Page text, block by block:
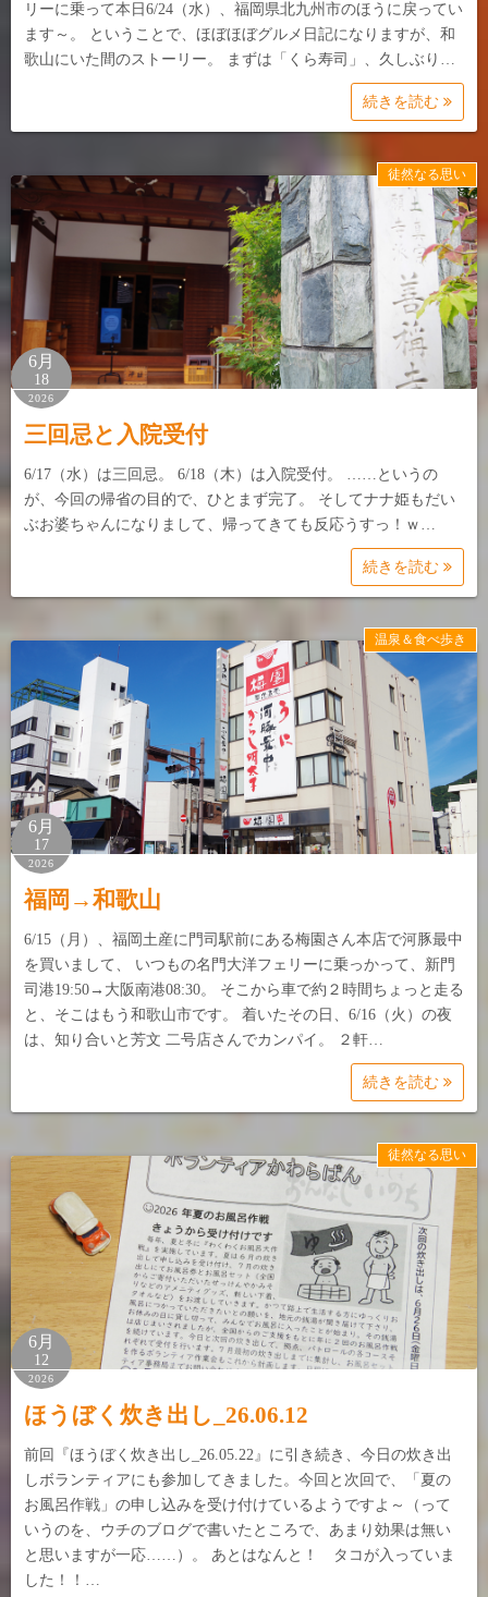
リーに乗って本日6/24（水）、福岡県北九州市のほうに戻ってい
ます～。 ということで、ほぼほぼグルメ日記になりますが、和
歌山にいた間のストーリー。 まずは「くら寿司」、久しぶり…
続きを読む
徒然なる思い
6月
18
2026
三回忌と入院受付
6/17（水）は三回忌。 6/18（木）は入院受付。 ……というの
が、今回の帰省の目的で、ひとまず完了。 そしてナナ姫もだい
ぶお婆ちゃんになりまして、帰ってきても反応うすっ！ｗ…
続きを読む
温泉＆食べ歩き
6月
17
2026
福岡→和歌山
6/15（月）、福岡土産に門司駅前にある梅園さん本店で河豚最中
を買いまして、 いつもの名門大洋フェリーに乗っかって、新門
司港19:50→大阪南港08:30。 そこから車で約２時間ちょっと走る
と、そこはもう和歌山市です。 着いたその日、6/16（火）の夜
は、知り合いと芳文 二号店さんでカンパイ。 ２軒…
続きを読む
徒然なる思い
6月
12
2026
ほうぼく炊き出し_26.06.12
前回『ほうぼく炊き出し_26.05.22』に引き続き、今日の炊き出
しボランティアにも参加してきました。今回と次回で、「夏の
お風呂作戦」の申し込みを受け付けているようですよ～（って
いうのを、ウチのブログで書いたところで、あまり効果は無い
と思いますが一応……）。 あとはなんと！ タコが入っていま
した！！…